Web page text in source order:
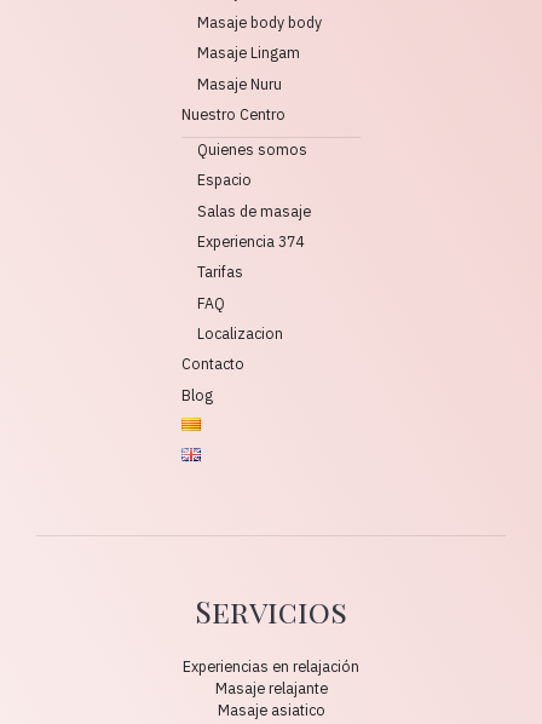
Masaje body body
Masaje Lingam
Masaje Nuru
Nuestro Centro
Quienes somos
Espacio
Salas de masaje
Experiencia 374
Tarifas
FAQ
Localizacion
Contacto
Blog
Servicios
Experiencias en relajación
Masaje relajante
Masaje asiatico